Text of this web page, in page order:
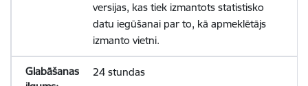
versijas, kas tiek izmantots statistisko
datu iegūšanai par to, kā apmeklētājs
izmanto vietni.
24 stundas